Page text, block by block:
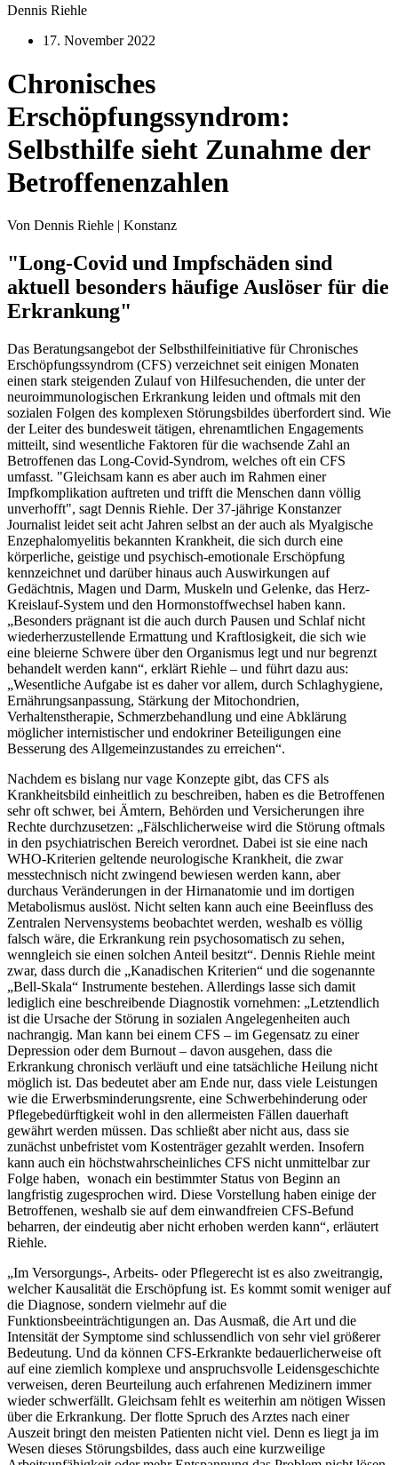
Dennis Riehle
17. November 2022
Chronisches
Erschöpfungssyndrom:
Selbsthilfe sieht Zunahme der
Betroffenenzahlen
Von Dennis Riehle | Konstanz
"Long-Covid und Impfschäden sind
aktuell besonders häufige Auslöser für die
Erkrankung"
Das Beratungsangebot der Selbsthilfeinitiative für Chronisches
Erschöpfungssyndrom (CFS) verzeichnet seit einigen Monaten
einen stark steigenden Zulauf von Hilfesuchenden, die unter der
neuroimmunologischen Erkrankung leiden und oftmals mit den
sozialen Folgen des komplexen Störungsbildes überfordert sind. Wie
der Leiter des bundesweit tätigen, ehrenamtlichen Engagements
mitteilt, sind wesentliche Faktoren für die wachsende Zahl an
Betroffenen das Long-Covid-Syndrom, welches oft ein CFS
umfasst. "Gleichsam kann es aber auch im Rahmen einer
Impfkomplikation auftreten und trifft die Menschen dann völlig
unverhofft", sagt Dennis Riehle. Der 37-jährige Konstanzer
Journalist leidet seit acht Jahren selbst an der auch als Myalgische
Enzephalomyelitis bekannten Krankheit, die sich durch eine
körperliche, geistige und psychisch-emotionale Erschöpfung
kennzeichnet und darüber hinaus auch Auswirkungen auf
Gedächtnis, Magen und Darm, Muskeln und Gelenke, das Herz-
Kreislauf-System und den Hormonstoffwechsel haben kann.
„Besonders prägnant ist die auch durch Pausen und Schlaf nicht
wiederherzustellende Ermattung und Kraftlosigkeit, die sich wie
eine bleierne Schwere über den Organismus legt und nur begrenzt
behandelt werden kann“, erklärt Riehle – und führt dazu aus:
„Wesentliche Aufgabe ist es daher vor allem, durch Schlaghygiene,
Ernährungsanpassung, Stärkung der Mitochondrien,
Verhaltenstherapie, Schmerzbehandlung und eine Abklärung
möglicher internistischer und endokriner Beteiligungen eine
Besserung des Allgemeinzustandes zu erreichen“.
Nachdem es bislang nur vage Konzepte gibt, das CFS als
Krankheitsbild einheitlich zu beschreiben, haben es die Betroffenen
sehr oft schwer, bei Ämtern, Behörden und Versicherungen ihre
Rechte durchzusetzen: „Fälschlicherweise wird die Störung oftmals
in den psychiatrischen Bereich verordnet. Dabei ist sie eine nach
WHO-Kriterien geltende neurologische Krankheit, die zwar
messtechnisch nicht zwingend bewiesen werden kann, aber
durchaus Veränderungen in der Hirnanatomie und im dortigen
Metabolismus auslöst. Nicht selten kann auch eine Beeinfluss des
Zentralen Nervensystems beobachtet werden, weshalb es völlig
falsch wäre, die Erkrankung rein psychosomatisch zu sehen,
wenngleich sie einen solchen Anteil besitzt“. Dennis Riehle meint
zwar, dass durch die „Kanadischen Kriterien“ und die sogenannte
„Bell-Skala“ Instrumente bestehen. Allerdings lasse sich damit
lediglich eine beschreibende Diagnostik vornehmen: „Letztendlich
ist die Ursache der Störung in sozialen Angelegenheiten auch
nachrangig. Man kann bei einem CFS – im Gegensatz zu einer
Depression oder dem Burnout – davon ausgehen, dass die
Erkrankung chronisch verläuft und eine tatsächliche Heilung nicht
möglich ist. Das bedeutet aber am Ende nur, dass viele Leistungen
wie die Erwerbsminderungsrente, eine Schwerbehinderung oder
Pflegebedürftigkeit wohl in den allermeisten Fällen dauerhaft
gewährt werden müssen. Das schließt aber nicht aus, dass sie
zunächst unbefristet vom Kostenträger gezahlt werden. Insofern
kann auch ein höchstwahrscheinliches CFS nicht unmittelbar zur
Folge haben, wonach ein bestimmter Status von Beginn an
langfristig zugesprochen wird. Diese Vorstellung haben einige der
Betroffenen, weshalb sie auf dem einwandfreien CFS-Befund
beharren, der eindeutig aber nicht erhoben werden kann“, erläutert
Riehle.
„Im Versorgungs-, Arbeits- oder Pflegerecht ist es also zweitrangig,
welcher Kausalität die Erschöpfung ist. Es kommt somit weniger auf
die Diagnose, sondern vielmehr auf die
Funktionsbeeinträchtigungen an. Das Ausmaß, die Art und die
Intensität der Symptome sind schlussendlich von sehr viel größerer
Bedeutung. Und da können CFS-Erkrankte bedauerlicherweise oft
auf eine ziemlich komplexe und anspruchsvolle Leidensgeschichte
verweisen, deren Beurteilung auch erfahrenen Medizinern immer
wieder schwerfällt. Gleichsam fehlt es weiterhin am nötigen Wissen
über die Erkrankung. Der flotte Spruch des Arztes nach einer
Auszeit bringt den meisten Patienten nicht viel. Denn es liegt ja im
Wesen dieses Störungsbildes, dass auch eine kurzweilige